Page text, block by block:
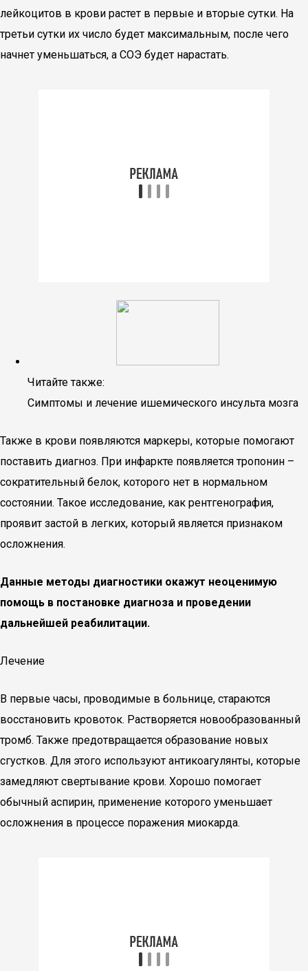
лейкоцитов в крови растет в первые и вторые сутки. На
третьи сутки их число будет максимальным, после чего
начнет уменьшаться, а СОЭ будет нарастать.
Читайте также:
Симптомы и лечение ишемического инсульта мозга
Также в крови появляются маркеры, которые помогают
поставить диагноз. При инфаркте появляется тропонин –
сократительный белок, которого нет в нормальном
состоянии. Такое исследование, как рентгенография,
проявит застой в легких, который является признаком
осложнения.
Данные методы диагностики окажут неоценимую
помощь в постановке диагноза и проведении
дальнейшей реабилитации.
Лечение
В первые часы, проводимые в больнице, стараются
восстановить кровоток. Растворяется новообразованный
тромб. Также предотвращается образование новых
сгустков. Для этого используют антикоагулянты, которые
замедляют свертывание крови. Хорошо помогает
обычный аспирин, применение которого уменьшает
осложнения в процессе поражения миокарда.